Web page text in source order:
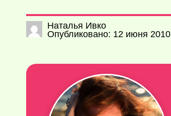
Наталья Ивко
Опубликовано: 12 июня 2010